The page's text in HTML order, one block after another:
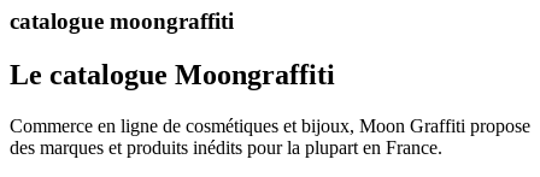
catalogue moongraffiti
Le catalogue Moongraffiti
Commerce en ligne de cosmétiques et bijoux, Moon Graffiti propose
des marques et produits inédits pour la plupart en France.